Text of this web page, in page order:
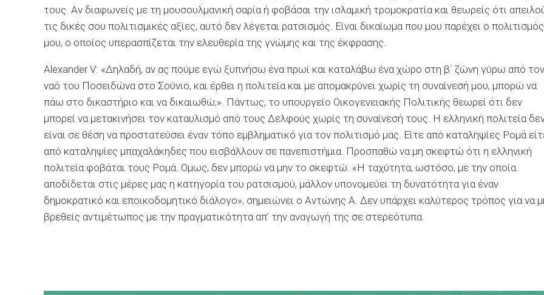
τους. Αν διαφωνείς με τη μουσουλμανική σαρία ή φοβάσαι την ισλαμική τρομοκρατία και θεωρείς ότι
τις δικές σου πολιτισμικές αξίες, αυτό δεν λέγεται ρατσισμός. Είναι δικαίωμα που μου παρέχει ο πολιτισμός
μου, ο οποίος υπερασπίζεται την ελευθερία της γνώμης και της έκφρασης.
Alexander V: «Δηλαδή, αν ας πούμε εγώ ξυπνήσω ένα πρωί και καταλάβω ένα χώρο στη β΄ ζώνη γύρω από τον
ναό του Ποσειδώνα στο Σούνιο, και έρθει η πολιτεία και με απομακρύνει χωρίς τη συναίνεσή μου, μπορώ να
πάω στο δικαστήριο και να δικαιωθώ;». Πάντως, το υπουργείο Οικογενειακής Πολιτικής θεωρεί ότι δεν
μπορεί να μετακινήσει τον καταυλισμό από τους Δελφούς χωρίς τη συναίνεσή τους. Η ελληνική πολιτεία
είναι σε θέση να προστατεύσει έναν τόπο εμβληματικό για τον πολιτισμό μας. Είτε από καταληψίες Ρομά
από καταληψίες μπαχαλάκηδες που εισβάλλουν σε πανεπιστήμια. Προσπαθώ να μη σκεφτώ ότι η ελληνική
πολιτεία φοβάται τους Ρομά. Ομως, δεν μπορώ να μην το σκεφτώ. «Η ταχύτητα, ωστόσο, με την οποία
αποδίδεται στις μέρες μας η κατηγορία του ρατσισμού, μάλλον υπονομεύει τη δυνατότητα για έναν
δημοκρατικό και εποικοδομητικό διάλογο», σημειώνει ο Αντώνης Α. Δεν υπάρχει καλύτερος τρόπος για να
βρεθείς αντιμέτωπος με την πραγματικότητα απ’ την αναγωγή της σε στερεότυπα.